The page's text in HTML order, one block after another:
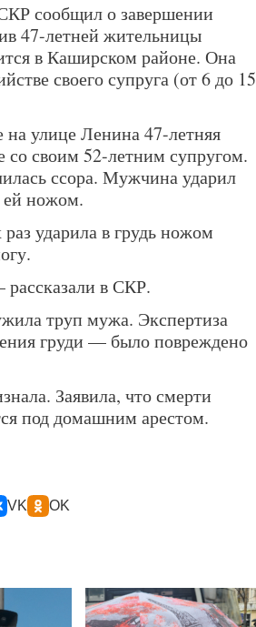
сообщил о завершении
47-летней жительницы
в Каширском районе. Она
своего супруга (от 6 до 15
на улице Ленина 47-летняя
со своим 52-летним супругом.
ссора. Мужчина ударил
ей ножом.
ударила в грудь ножом
в СКР.
труп мужа. Экспертиза
груди — было повреждено
Заявила, что смерти
под домашним арестом.
VK OK